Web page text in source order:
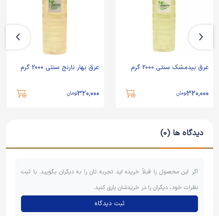
عرق بیدمشک سنتی 2000 گرم
320,000تومان
عرق بهار نارنج سنتی 2000 گرم
320,000تومان
دیدگاه ها (0)
اگر این محصول را قبلاً خریده اید تجربه تان را به دیگران بگویید. با ثبت
نظرات خود، دیگران را در خریدشان یاری کنید.
ثبت دیدگاه